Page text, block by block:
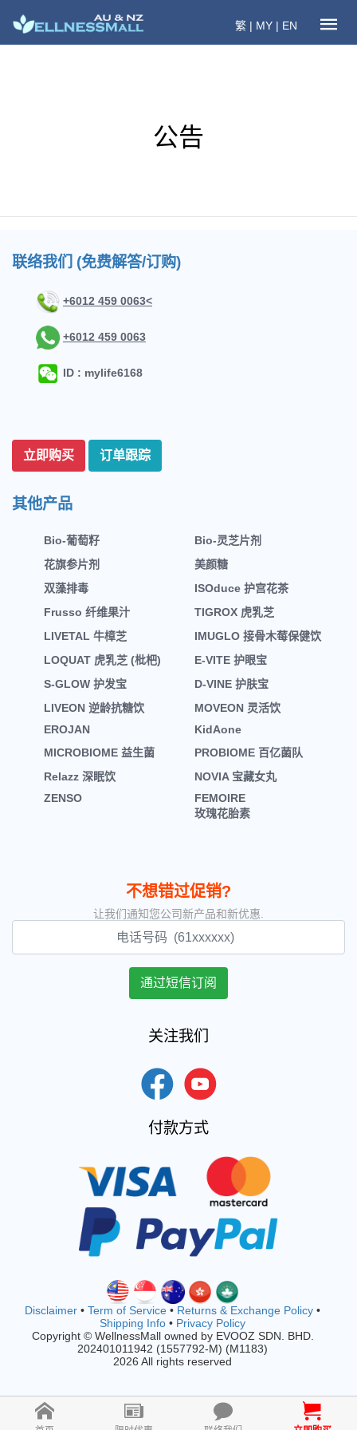
繁 | MY | EN
公告
联络我们 (免费解答/订购)
+6012 459 0063<
+6012 459 0063
ID : mylife6168
立即购买 订单跟踪
其他产品
Bio-葡萄籽
Bio-灵芝片剂
花旗参片剂
美颜糖
双藻排毒
ISOduce 护宫花茶
Frusso 纤维果汁
TIGROX 虎乳芝
LIVETAL 牛樟芝
IMUGLO 接骨木莓保健饮
LOQUAT 虎乳芝 (枇杷)
E-VITE 护眼宝
S-GLOW 护发宝
D-VINE 护肤宝
LIVEON 逆龄抗糖饮
MOVEON 灵活饮
EROJAN
KidAone
MICROBIOME 益生菌
PROBIOME 百亿菌队
Relazz 深眠饮
NOVIA 宝藏女丸
ZENSO
FEMOIRE
玫瑰花胎素
不想错过促销?
让我们通知您公司新产品和新优惠.
关注我们
付款方式
Disclaimer • Term of Service • Returns & Exchange Policy •
Shipping Info • Privacy Policy
Copyright © WellnessMall owned by EVOOZ SDN. BHD.
202401011942 (1557792-M) (M1183)
2026 All rights reserved